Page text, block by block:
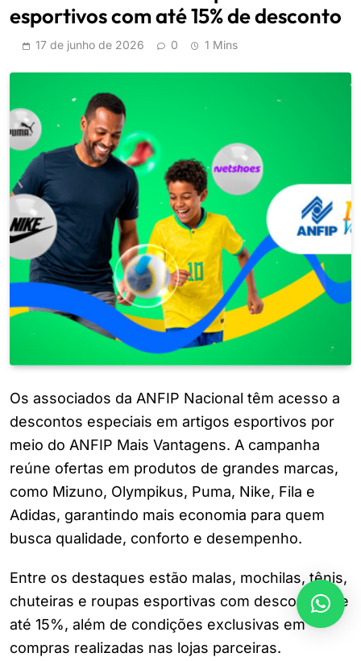
esportivos com até 15% de desconto
17 de junho de 2026 0 1 Mins
Os associados da ANFIP Nacional têm acesso a
descontos especiais em artigos esportivos por
meio do ANFIP Mais Vantagens. A campanha
reúne ofertas em produtos de grandes marcas,
como Mizuno, Olympikus, Puma, Nike, Fila e
Adidas, garantindo mais economia para quem
busca qualidade, conforto e desempenho.
Entre os destaques estão malas, mochilas, tênis,
chuteiras e roupas esportivas com descontos de
até 15%, além de condições exclusivas em
compras realizadas nas lojas parceiras.